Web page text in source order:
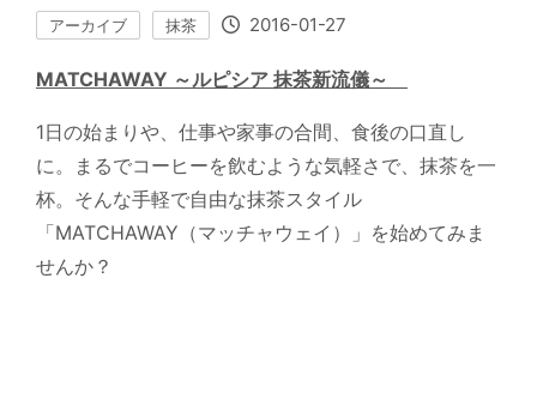
アーカイブ 抹茶 2016-01-27
MATCHAWAY ～ルピシア 抹茶新流儀～
1日の始まりや、仕事や家事の合間、食後の口直し
に。まるでコーヒーを飲むような気軽さで、抹茶を一
杯。そんな手軽で自由な抹茶スタイル
「MATCHAWAY（マッチャウェイ）」を始めてみま
せんか？